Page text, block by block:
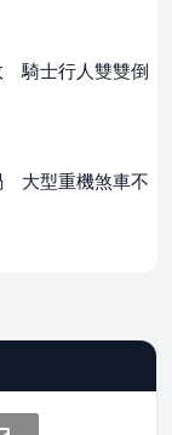
騎士行人雙雙倒
大型重機煞車不